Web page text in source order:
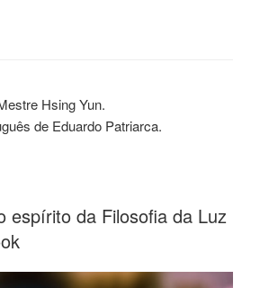
Hsing Yun.
de Eduardo Patriarca.
espírito da Filosofia da Luz